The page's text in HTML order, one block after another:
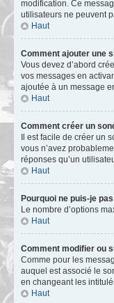
modification. Ce
utilisateurs ne peuvent
Haut
Comment ajouter une
Vous devez d’abord
vos messages en
ajoutée à un message
Haut
Comment créer un
Il est facile de créer un
vous n’avez
réponses qu’un
Haut
Pourquoi ne puis-je
Le nombre d’options
Haut
Comment modifier ou
Comme pour les
auquel est associé le
en changeant les
Haut